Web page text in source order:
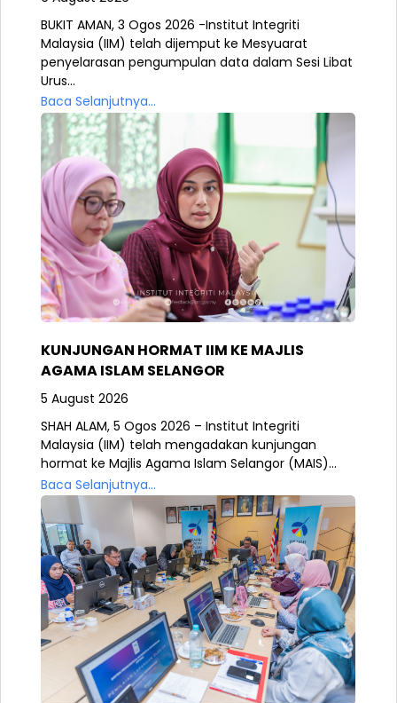
BUKIT AMAN, 3 Ogos 2026 -Institut Integriti
Malaysia (IIM) telah dijemput ke Mesyuarat
penyelarasan pengumpulan data dalam Sesi Libat
Urus...
Baca Selanjutnya...
KUNJUNGAN HORMAT IIM KE MAJLIS
AGAMA ISLAM SELANGOR
5 August 2026
SHAH ALAM, 5 Ogos 2026 – Institut Integriti
Malaysia (IIM) telah mengadakan kunjungan
hormat ke Majlis Agama Islam Selangor (MAIS)...
Baca Selanjutnya...